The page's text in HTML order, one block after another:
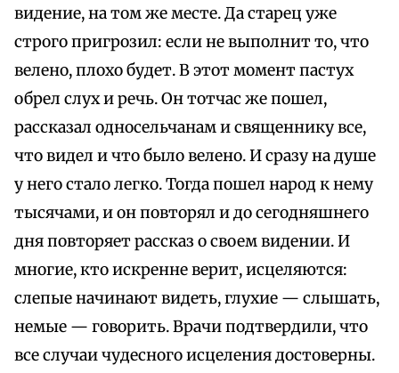
видение, на том же месте. Да старец уже
строго пригрозил: если не выполнит то, что
велено, плохо будет. В этот момент пастух
обрел слух и речь. Он тотчас же пошел,
рассказал односельчанам и священнику все,
что видел и что было велено. И сразу на душе
у него стало легко. Тогда пошел народ к нему
тысячами, и он повторял и до сегодняшнего
дня повторяет рассказ о своем видении. И
многие, кто искренне верит, исцеляются:
слепые начинают видеть, глухие — слышать,
немые — говорить. Врачи подтвердили, что
все случаи чудесного исцеления достоверны.